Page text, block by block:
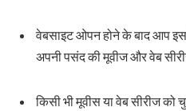
वेबसाइट ओपन होने के बाद आप
अपनी पसंद की मूवीज और वेब
किसी भी मूवीस या वेब सीरीज